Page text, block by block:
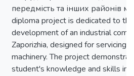
передмість та інших районів
diploma project is dedicated to the
development of an industrial
Zaporizhia, designed for servicing
machinery. The project
student's knowledge and skills in